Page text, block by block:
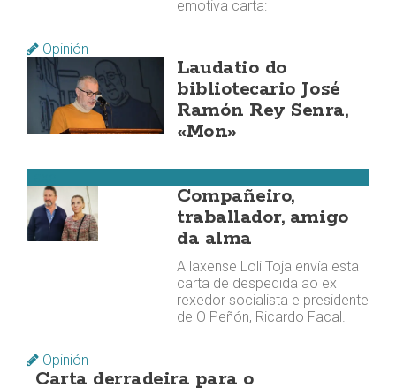
emotiva carta:
Opinión
Laudatio do
bibliotecario José
Ramón Rey Senra,
«Mon»
Compañeiro,
traballador, amigo
da alma
A laxense Loli Toja envía esta
carta de despedida ao ex
rexedor socialista e presidente
de O Peñón, Ricardo Facal.
Opinión
Carta derradeira para o